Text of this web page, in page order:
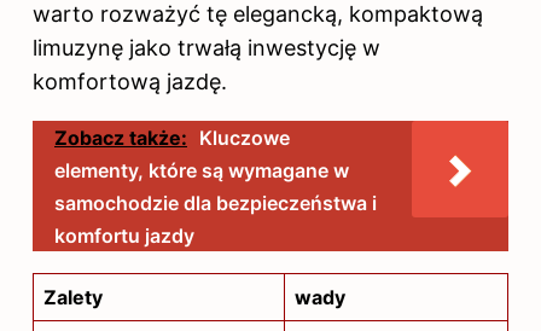
warto rozważyć tę elegancką, kompaktową
limuzynę jako trwałą inwestycję w
komfortową jazdę.
Zobacz także: Kluczowe
elementy, które są wymagane w
samochodzie dla bezpieczeństwa i
komfortu jazdy
Zalety
wady